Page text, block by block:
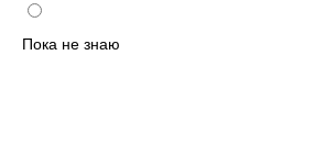
Пока не знаю